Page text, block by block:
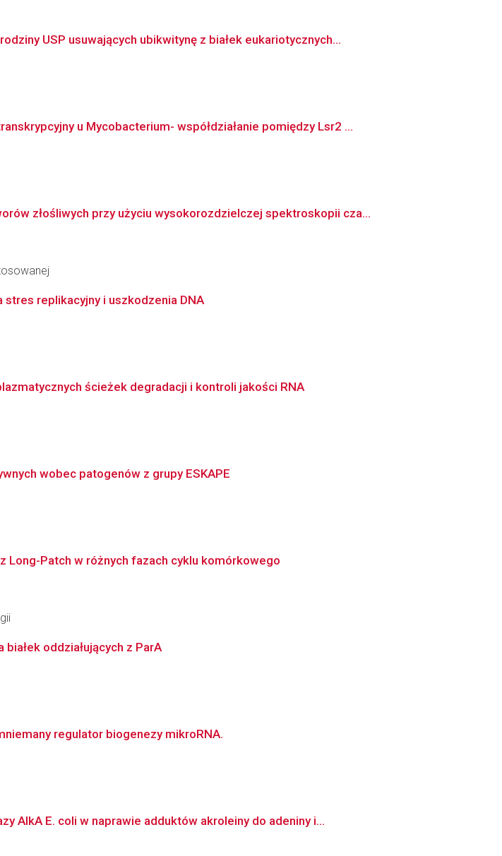
USP usuwających ubikwitynę z białek eukariotycznych...
u Mycobacterium- współdziałanie pomiędzy Lsr2 ...
złośliwych przy użyciu wysokorozdzielczej spektroskopii cza...
stres replikacyjny i uszkodzenia DNA
ścieżek degradacji i kontroli jakości RNA
wobec patogenów z grupy ESKAPE
Long-Patch w różnych fazach cyklu komórkowego
oddziałujących z ParA
regulator biogenezy mikroRNA.
AlkA E. coli w naprawie adduktów akroleiny do adeniny i...